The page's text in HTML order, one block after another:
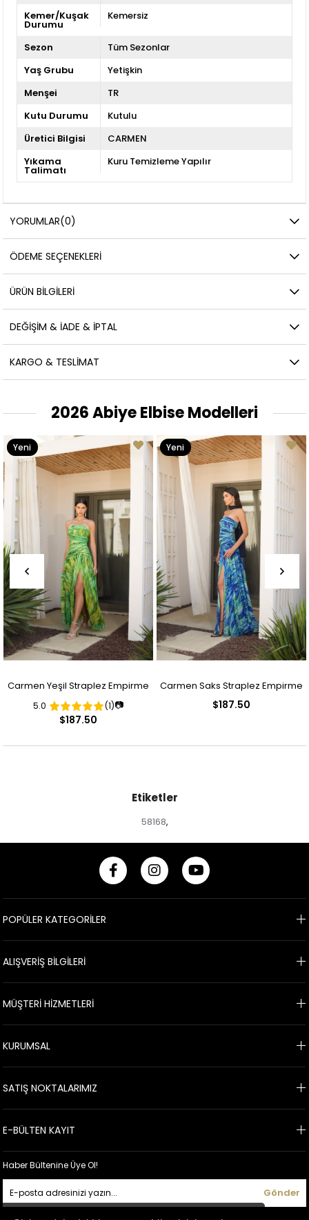
Kemer/Kuşak
Durumu
Kemersiz
Sezon
Tüm Sezonlar
Yaş Grubu
Yetişkin
Menşei
TR
Kutu Durumu
Kutulu
Üretici Bilgisi
CARMEN
Yıkama
Talimatı
Kuru Temizleme Yapılır
YORUMLAR(0)
ÖDEME SEÇENEKLERI
ÜRÜN BILGILERI
DEĞIŞIM & İADE & İPTAL
KARGO & TESLIMAT
2026 Abiye Elbise Modelleri
Carmen Yeşil Straplez Empirme
Desenli Abiye Elbise
5.0 (1)📷
$187.50
Yeni
Ürün
Carmen Saks Straplez Empirme
$187.50
Yeni
Ürün
Etiketler
58168,
POPÜLER KATEGORİLER
ALIŞVERİŞ BİLGİLERİ
MÜŞTERİ HİZMETLERİ
KURUMSAL
SATIŞ NOKTALARIMIZ
E-BÜLTEN KAYIT
Haber Bültenine Üye Ol!
Gönder